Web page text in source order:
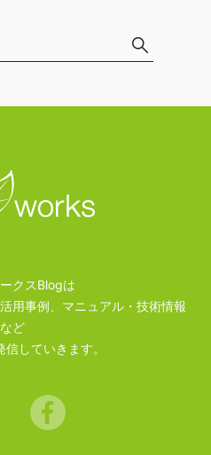
クスBlogは
用事例、マニュアル・技術情報
など
していきます。
Twitter